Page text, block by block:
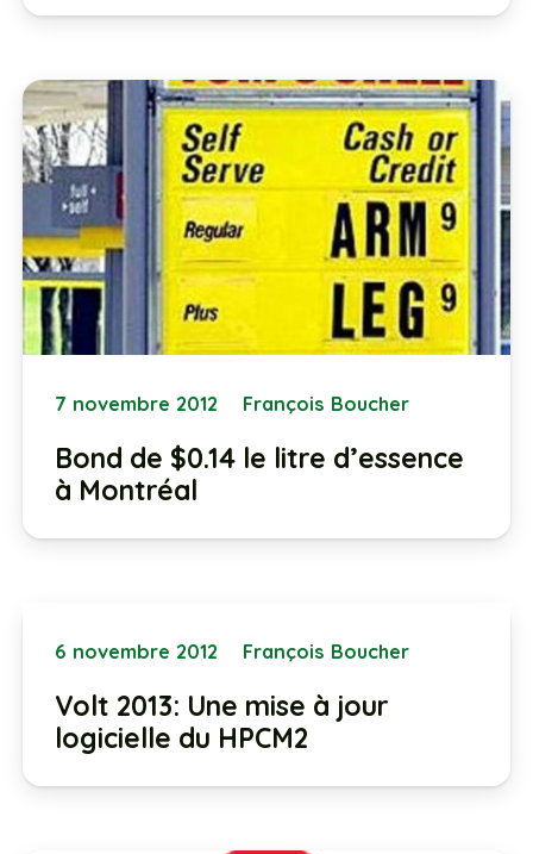
7 novembre 2012 François Boucher
Bond de $0.14 le litre d’essence
à Montréal
6 novembre 2012 François Boucher
Volt 2013: Une mise à jour
logicielle du HPCM2